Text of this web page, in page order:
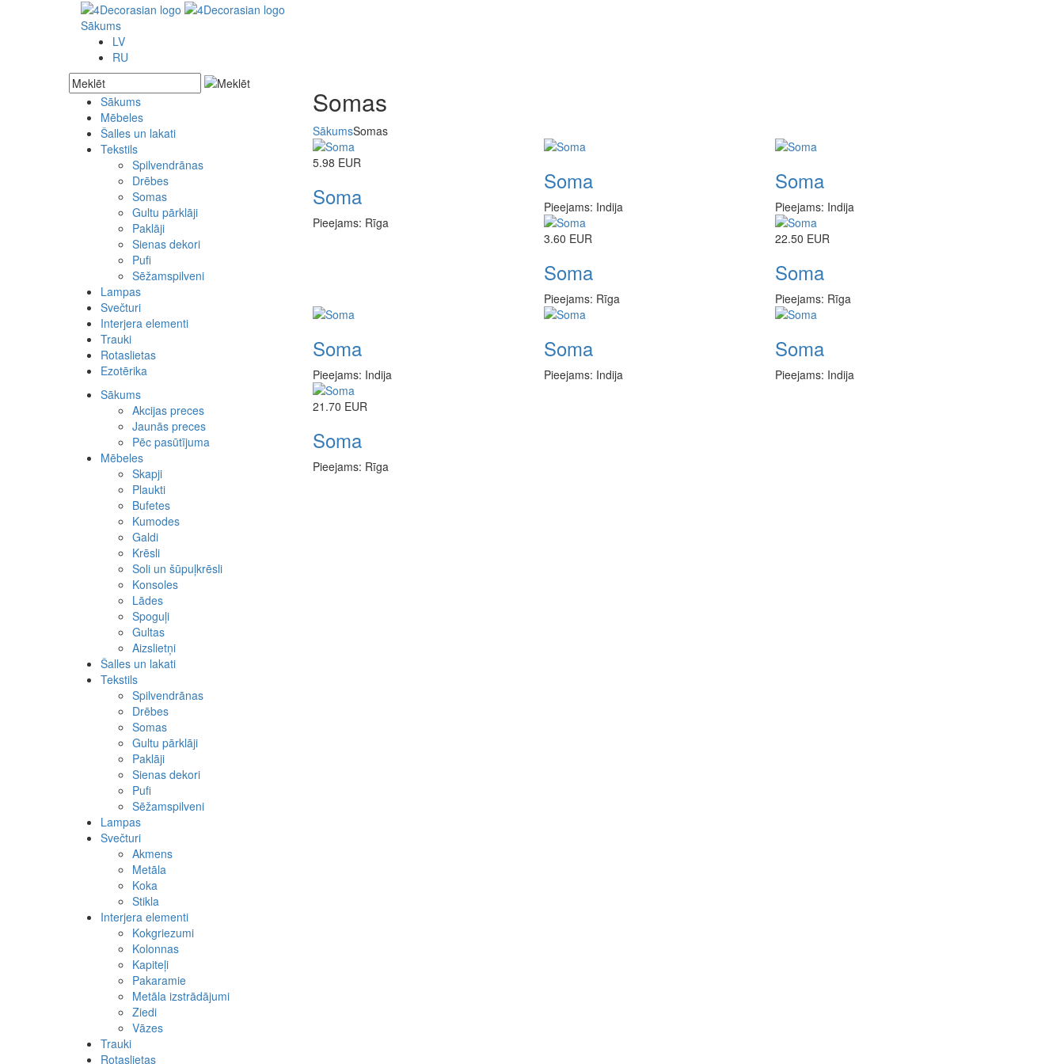
Sākums
LV
RU
Sākums
Akcijas preces
Jaunās preces
Pēc pasūtījuma
Mēbeles
Skapji
Plaukti
Bufetes
Kumodes
Galdi
Krēsli
Soli un šūpuļkrēsli
Konsoles
Lādes
Spoguļi
Gultas
Aizslietņi
Šalles un lakati
Tekstils
Spilvendrānas
Drēbes
Somas
Gultu pārklāji
Paklāji
Sienas dekori
Pufi
Sēžamspilveni
Lampas
Svečturi
Akmens
Koka
Stikla
Interjera elementi
Kolonnas
Kapiteļi
Metāla izstrādājumi
Ziedi
Vāzes
Trauki
Rotaslietas
Rokassprādzes
Krelles
Kuloni
Gredzeni
Auskari
Komplekti
Cits
Ezotērika
Sākums
Akcijas preces
Jaunās preces
Pēc pasūtījuma
Mēbeles
Skapji
Plaukti
Bufetes
Kumodes
Galdi
Krēsli
Soli un šūpuļkrēsli
Konsoles
Lādes
Spoguļi
Gultas
Aizslietņi
Šalles un lakati
Tekstils
Spilvendrānas
Drēbes
Somas
Gultu pārklāji
Paklāji
Sienas dekori
Pufi
Sēžamspilveni
Lampas
Svečturi
Akmens
Metāla
Koka
Stikla
Interjera elementi
Kokgriezumi
Kolonnas
Kapiteļi
Pakaramie
Metāla izstrādājumi
Ziedi
Vāzes
Trauki
Rotaslietas
Somas
SākumsSomas
5.98 EUR
Soma
Pieejams: Rīga
Soma
Pieejams: Indija
Soma
Pieejams: Indija
3.60 EUR
Soma
Pieejams: Rīga
22.50 EUR
Soma
Pieejams: Rīga
Soma
Pieejams: Indija
Soma
Pieejams: Indija
Soma
Pieejams: Indija
21.70 EUR
Soma
Pieejams: Rīga